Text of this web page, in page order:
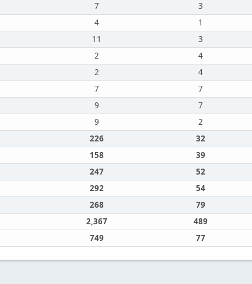
7 3
4 1
11 3
2 4
2 4
7 7
9 7
9 2
226 32
158 39
247 52
292 54
268 79
2,367 489
749 77